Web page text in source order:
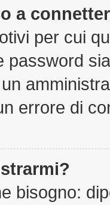
a
per cui
password
errore di
bisogno: